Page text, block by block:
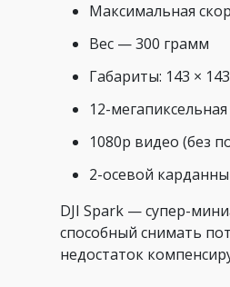
Максимальная
Вес — 300 грамм
Габариты: 143 ×
12-
1080р видео (без
2-осевой
DJI Spark — супер-
способный снимать
недостаток